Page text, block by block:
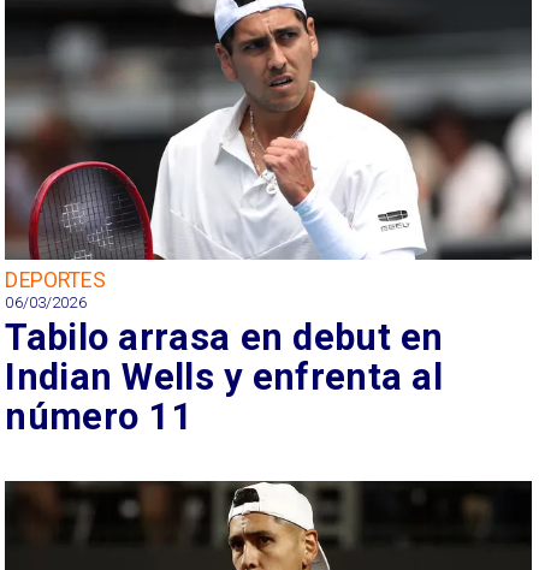
DEPORTES
06/03/2026
Tabilo arrasa en debut en
Indian Wells y enfrenta al
número 11